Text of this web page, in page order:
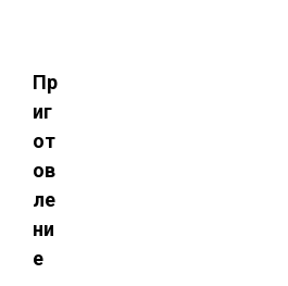
Пр
иг
от
ов
ле
ни
е